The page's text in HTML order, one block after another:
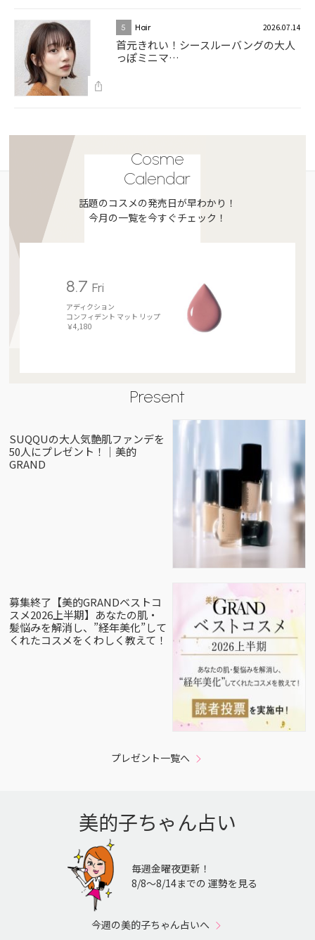
5 Hair 2026.07.14
首元きれい！シースルーバングの大人
っぽミニマ…
Cosme
Calendar
話題のコスメの発売日が早わかり！
今月の一覧を今すぐチェック！
8.7Fri
アディクション
コンフィデント マット リップ
￥4,180
Present
SUQQUの大人気艶肌ファンデを
50人にプレゼント！｜美的
GRAND
募集終了【美的GRANDベストコ
スメ2026上半期】あなたの肌・
髪悩みを解消し、”経年美化”して
くれたコスメをくわしく教えて！
プレゼント一覧へ
美的子ちゃん占い
毎週金曜夜更新！
8/8〜8/14までの 運勢を見る
今週の美的子ちゃん占いへ